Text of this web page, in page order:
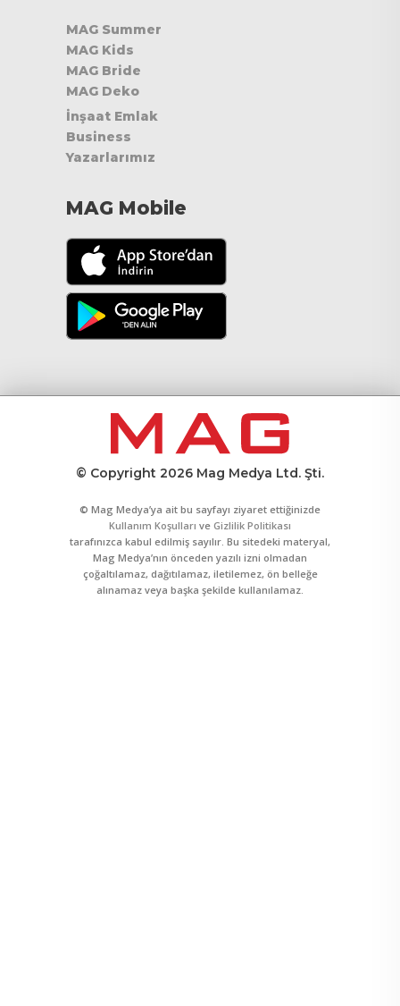
MAG Summer
MAG Kids
MAG Bride
MAG Deko
İnşaat Emlak
Business
Yazarlarımız
MAG Mobile
© Copyright 2026 Mag Medya Ltd. Şti.
© Mag Medya’ya ait bu sayfayı ziyaret ettiğinizde
Kullanım Koşulları ve Gizlilik Politikası
tarafınızca kabul edilmiş sayılır. Bu sitedeki materyal,
Mag Medya’nın önceden yazılı izni olmadan
çoğaltılamaz, dağıtılamaz, iletilemez, ön belleğe
alınamaz veya başka şekilde kullanılamaz.